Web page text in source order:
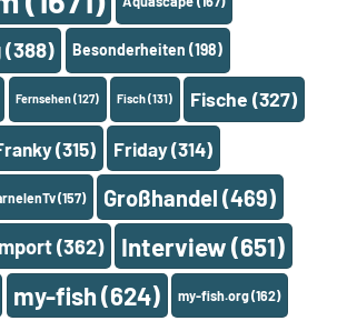
(388) Besonderheiten (198)
Fernsehen(127) Fisch(131) Fische (327)
(315) Friday(314)
(157) Großhandel (469)
(362) Interview(651)
my-fish(624) my-fish.org(162)